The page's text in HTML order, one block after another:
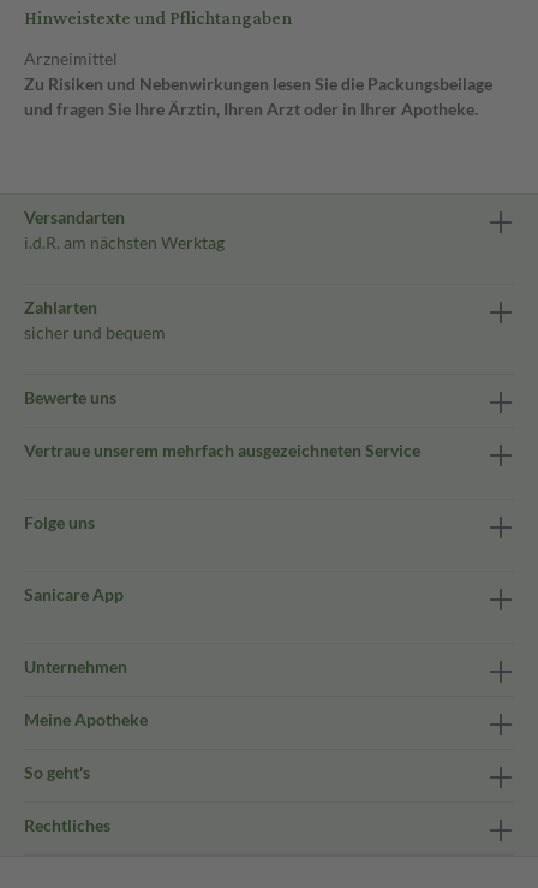
Hinweistexte und Pflichtangaben
Arzneimittel
Zu Risiken und Nebenwirkungen lesen Sie die Packungsbeilage
und fragen Sie Ihre Ärztin, Ihren Arzt oder in Ihrer Apotheke.
Versandarten
i.d.R. am nächsten Werktag
Zahlarten
sicher und bequem
Bewerte uns
Vertraue unserem mehrfach ausgezeichneten Service
Folge uns
Sanicare App
Unternehmen
Meine Apotheke
So geht's
Rechtliches